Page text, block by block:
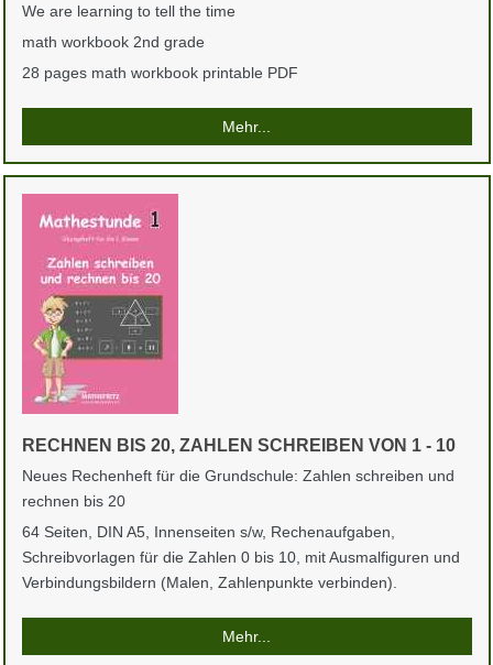
We are learning to tell the time
math workbook 2nd grade
28 pages math workbook printable PDF
Mehr...
RECHNEN BIS 20, ZAHLEN SCHREIBEN VON 1 - 10
Neues Rechenheft für die Grundschule: Zahlen schreiben und
rechnen bis 20
64 Seiten, DIN A5, Innenseiten s/w, Rechenaufgaben,
Schreibvorlagen für die Zahlen 0 bis 10, mit Ausmalfiguren und
Verbindungsbildern (Malen, Zahlenpunkte verbinden).
Mehr...